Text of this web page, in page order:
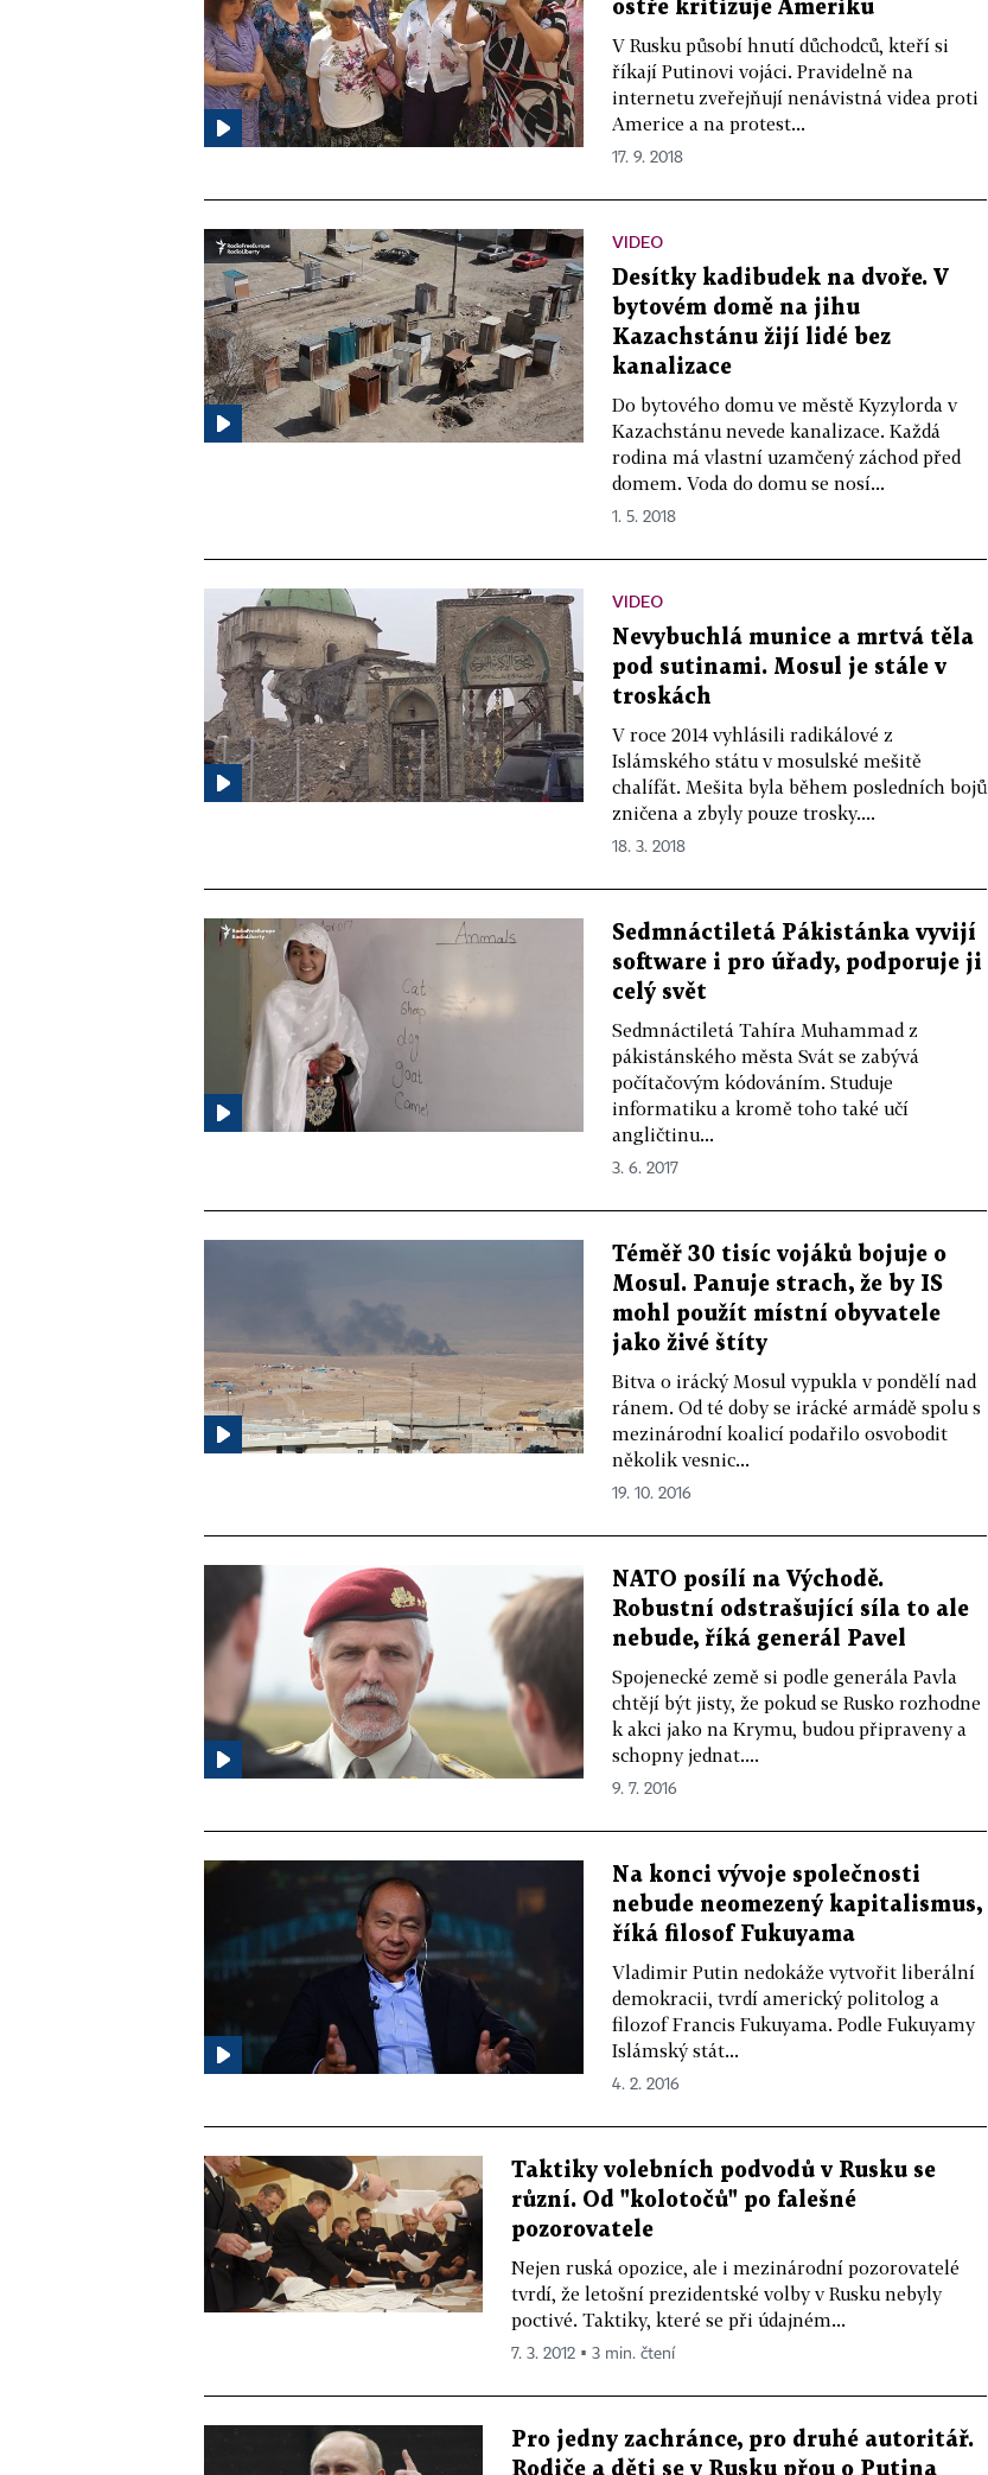
ostře kritizuje Ameriku
V Rusku působí hnutí důchodců, kteří si
říkají Putinovi vojáci. Pravidelně na
internetu zveřejňují nenávistná videa proti
Americe a na protest...
17. 9. 2018
VIDEO
Desítky kadibudek na dvoře. V
bytovém domě na jihu
Kazachstánu žijí lidé bez
kanalizace
Do bytového domu ve městě Kyzylorda v
Kazachstánu nevede kanalizace. Každá
rodina má vlastní uzamčený záchod před
domem. Voda do domu se nosí...
1. 5. 2018
VIDEO
Nevybuchlá munice a mrtvá těla
pod sutinami. Mosul je stále v
troskách
V roce 2014 vyhlásili radikálové z
Islámského státu v mosulské mešitě
chalífát. Mešita byla během posledních bojů
zničena a zbyly pouze trosky....
18. 3. 2018
Sedmnáctiletá Pákistánka vyvijí
software i pro úřady, podporuje ji
celý svět
Sedmnáctiletá Tahíra Muhammad z
pákistánského města Svát se zabývá
počítačovým kódováním. Studuje
informatiku a kromě toho také učí
angličtinu...
3. 6. 2017
Téměř 30 tisíc vojáků bojuje o
Mosul. Panuje strach, že by IS
mohl použít místní obyvatele
jako živé štíty
Bitva o irácký Mosul vypukla v pondělí nad
ránem. Od té doby se irácké armádě spolu s
mezinárodní koalicí podařilo osvobodit
několik vesnic...
19. 10. 2016
NATO posílí na Východě.
Robustní odstrašující síla to ale
nebude, říká generál Pavel
Spojenecké země si podle generála Pavla
chtějí být jisty, že pokud se Rusko rozhodne
k akci jako na Krymu, budou připraveny a
schopny jednat....
9. 7. 2016
Na konci vývoje společnosti
nebude neomezený kapitalismus,
říká filosof Fukuyama
Vladimir Putin nedokáže vytvořit liberální
demokracii, tvrdí americký politolog a
filozof Francis Fukuyama. Podle Fukuyamy
Islámský stát...
4. 2. 2016
Taktiky volebních podvodů v Rusku se
různí. Od "kolotočů" po falešné
pozorovatele
Nejen ruská opozice, ale i mezinárodní pozorovatelé
tvrdí, že letošní prezidentské volby v Rusku nebyly
poctivé. Taktiky, které se při údajném...
7. 3. 2012 ▪ 3 min. čtení
Pro jedny zachránce, pro druhé autoritář.
Rodiče a děti se v Rusku přou o Putina